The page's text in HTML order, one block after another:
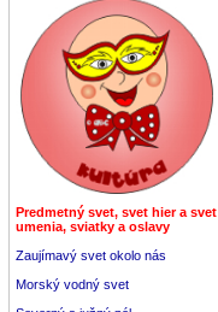
Predmetný svet, svet hier a svet
umenia, sviatky a oslavy
Zaujímavý svet okolo nás
Morský vodný svet